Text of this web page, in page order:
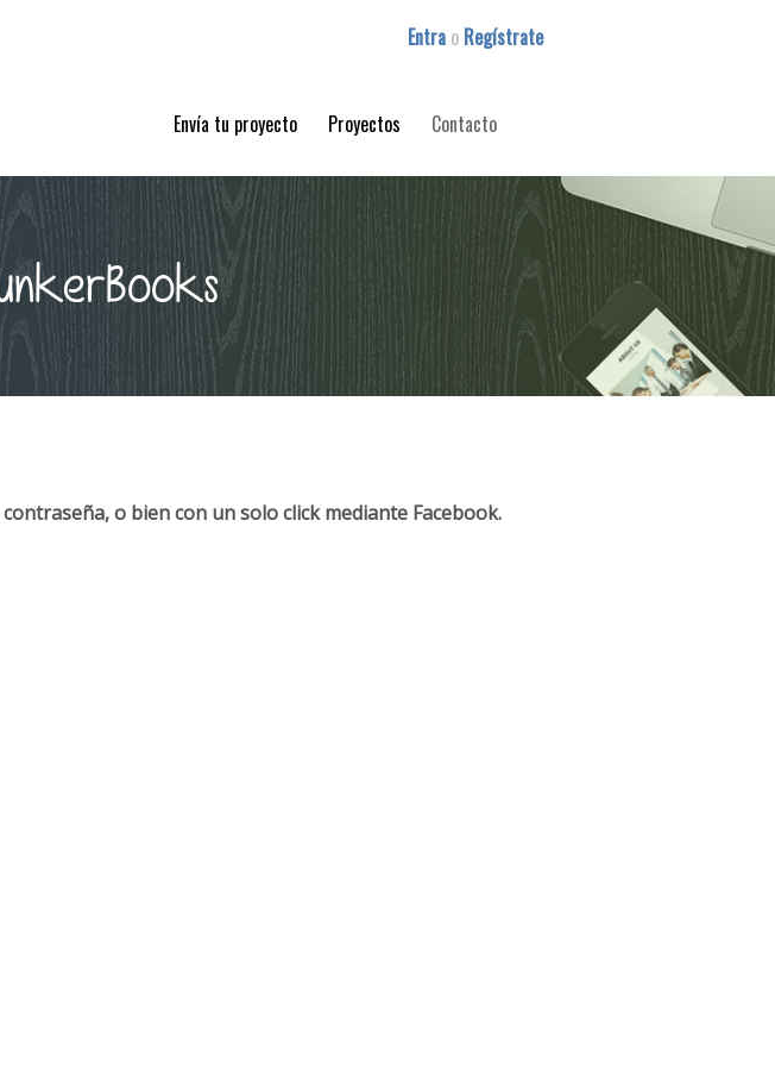
Entra o Regístrate
Envía tu proyecto Proyectos Contacto
o bien con un solo click mediante Facebook.